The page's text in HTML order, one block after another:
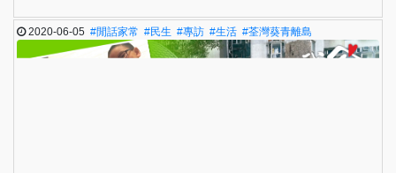
2020-06-05#閒話家常 #民生 #專訪 #生活 #荃灣葵青離島